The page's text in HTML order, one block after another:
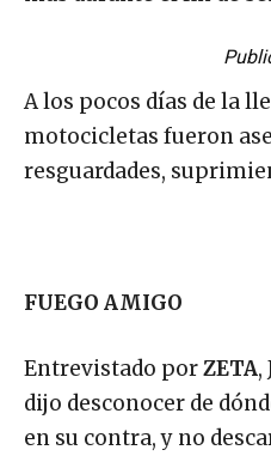
A los pocos días de la
motocicletas fueron
resguardades,
FUEGO AMIGO
Entrevistado porZETA,
dijo desconocer de
en su contra, y no